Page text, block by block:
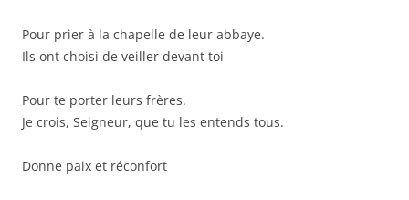
Pour prier à la chapelle de leur abbaye.
Ils ont choisi de veiller devant toi
Pour te porter leurs frères.
Je crois, Seigneur, que tu les entends tous.
Donne paix et réconfort